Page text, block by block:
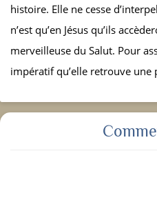
histoire. Elle ne cesse
n’est qu’en Jésus qu’ils
merveilleuse du Salut. Pour
impératif qu’elle retrouve une